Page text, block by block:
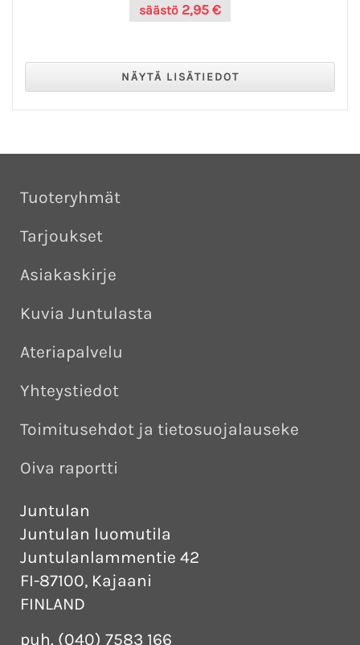
säästö 2,95 €
Tuoteryhmät
Tarjoukset
Asiakaskirje
Kuvia Juntulasta
Ateriapalvelu
Yhteystiedot
Toimitusehdot ja tietosuojalauseke
Oiva raportti
Juntulan
Juntulan luomutila
Juntulanlammentie 42
FI-87100, Kajaani
FINLAND
puh. (040) 7583 166